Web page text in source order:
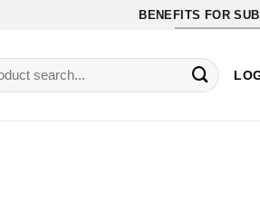
Free Exfoliating soap for orders over 70$
BENEFITS FOR